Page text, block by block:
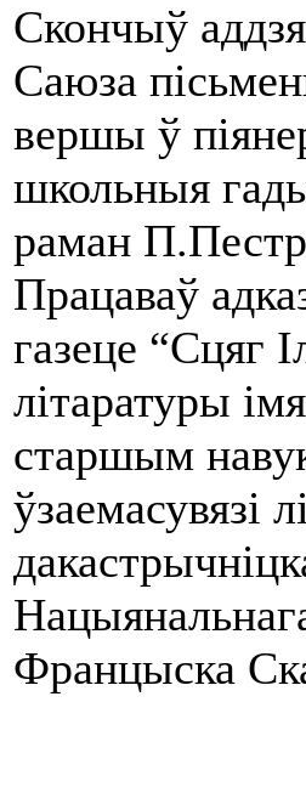
Скончыў
Саюза
вершы ў
школьныя
раман
Працаваў
газеце “Сцяг
літаратуры
старшым
ўзаемасувязі
Францыска